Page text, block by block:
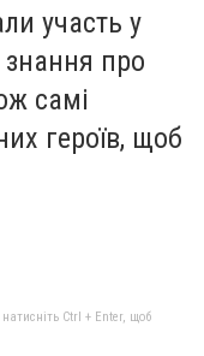
участь у
знання про
самі
героїв, щоб
Ctrl + Enter, щоб